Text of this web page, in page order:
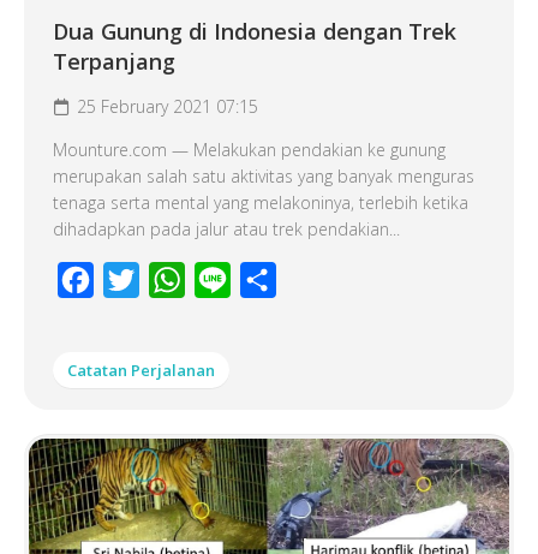
Dua Gunung di Indonesia dengan Trek
Terpanjang
25 February 2021 07:15
Mounture.com — Melakukan pendakian ke gunung
merupakan salah satu aktivitas yang banyak menguras
tenaga serta mental yang melakoninya, terlebih ketika
dihadapkan pada jalur atau trek pendakian...
Facebook
Twitter WhatsApp
Line
Catatan Perjalanan